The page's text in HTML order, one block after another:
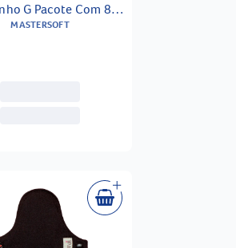
G Pacote Com 8
Unidades
MASTERSOFT